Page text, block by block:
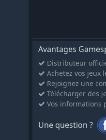
Avantages
Distributeur
Achetez vos jeux
Rejoignez une
Télécharger des
Vos informations
Une question ?